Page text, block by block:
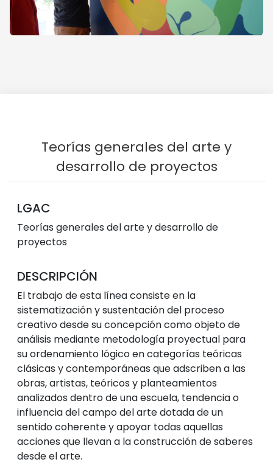
Teorías generales del arte y
desarrollo de proyectos
LGAC
Teorías generales del arte y desarrollo de
proyectos
DESCRIPCIÓN
El trabajo de esta línea consiste en la
sistematización y sustentación del proceso
creativo desde su concepción como objeto de
análisis mediante metodología proyectual para
su ordenamiento lógico en categorías teóricas
clásicas y contemporáneas que adscriben a las
obras, artistas, teóricos y planteamientos
analizados dentro de una escuela, tendencia o
influencia del campo del arte dotada de un
sentido coherente y apoyar todas aquellas
acciones que llevan a la construcción de saberes
desde el arte.